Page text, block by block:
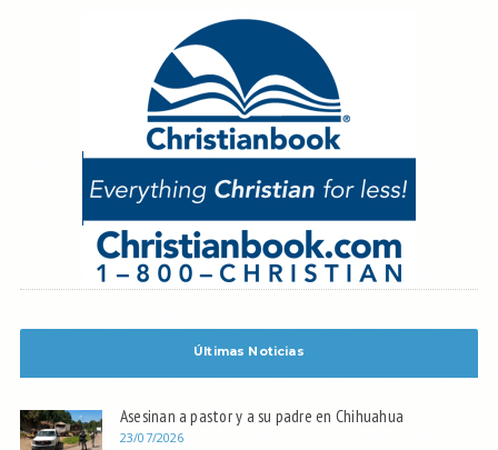
Últimas Noticias
Asesinan a pastor y a su padre en Chihuahua
23/07/2026